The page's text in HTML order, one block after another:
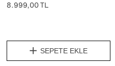
8.999,00 TL
SEPETE EKLE